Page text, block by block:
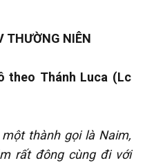
THƯỜNG NIÊN
theo Thánh Luca (Lc
thành gọi là Naim,
rất đông cùng đi với